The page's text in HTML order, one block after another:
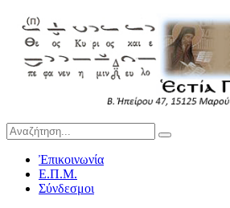
Ἐπικοινωνία
Ε.Π.Μ.
Σύνδεσμοι